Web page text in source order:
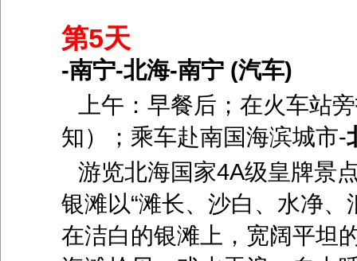
第5天
-南宁-北海-南宁 (汽车)
上午：早餐后；在火车站
知）；乘车赴南国海滨城市-
游览北海国家4A级皇牌景
银滩以“滩长、沙白、水净、
在洁白的银滩上，宽阔平坦